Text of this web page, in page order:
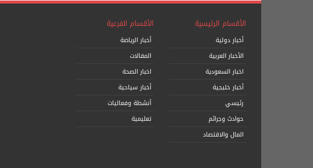
الأقسام الرئيسية
أخبار دولية
الأخبار العربية
اخبار السعودية
أخبار خليجية
رئيسي
حوادث وجرائم
المال والاقتصاد
الأقسام الفرعية
أخبار الرياضة
المقالات
اخبار الصحة
أخبار سياحية
أنشطة وفعاليات
تعليمية